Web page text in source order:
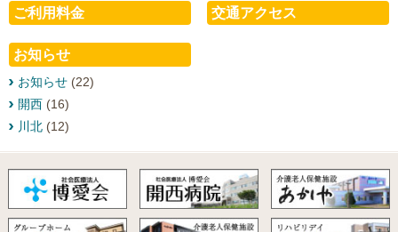
ご利用料金 交通アクセス
お知らせ
お知らせ (22)
開西 (16)
川北 (12)